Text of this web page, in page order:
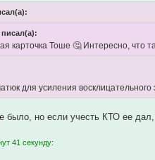
писал(а):
карточка Тоше 🤔 Интересно, что
для усиления
было, но если учесть КТО ее
41 секунду: